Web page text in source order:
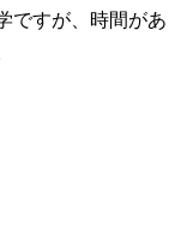
ですが、時間があ